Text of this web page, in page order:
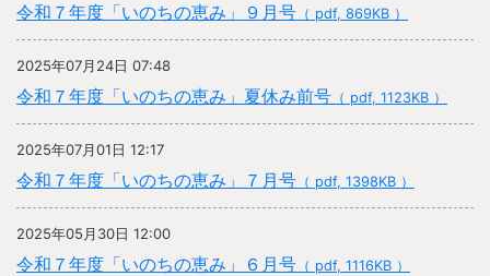
令和７年度「いのちの恵み」９月号 （ pdf, 869KB ）
2025年07月24日 07:48
令和７年度「いのちの恵み」夏休み前号 （ pdf, 1123KB ）
2025年07月01日 12:17
令和７年度「いのちの恵み」７月号 （ pdf, 1398KB ）
2025年05月30日 12:00
令和７年度「いのちの恵み」６月号 （ pdf, 1116KB ）